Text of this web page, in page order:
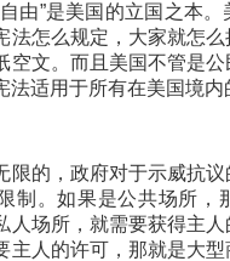
由”是美国的立国之本
法怎么规定，大家就怎
空文。而且美国不管是
法适用于所有在美国境内
限的，政府对于示威抗
制。如果是公共场所，
人场所，就需要获得主
主人的许可，那就是大